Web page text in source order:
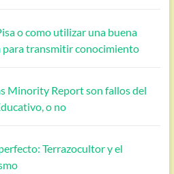
o como utilizar una buena
para transmitir conocimiento
Minority Report son fallos del
o no
Terrazocultor y el